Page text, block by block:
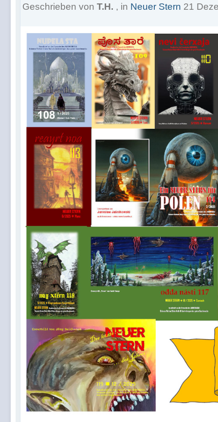
Geschrieben von T.H. , in Neuer Stern 21